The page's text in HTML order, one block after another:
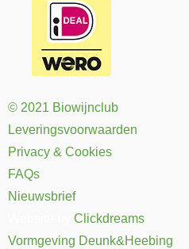
© 2021 Biowijnclub
Leveringsvoorwaarden
Privacy & Cookies
FAQs
Nieuwsbrief
Clickdreams
Vormgeving Deunk&Heebing